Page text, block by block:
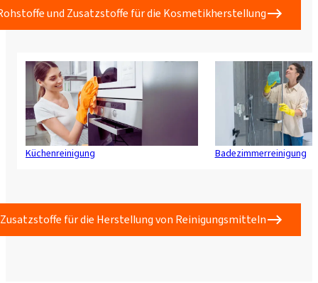
und Zusatzstoffe für die Kosmetikherstellung
Küchenreinigung Badezimmerreinigung
für die Herstellung von Reinigungsmitteln